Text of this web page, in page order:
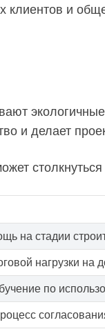
клиентов и
и делает
столкнуться
на стадии
нагрузки на
по